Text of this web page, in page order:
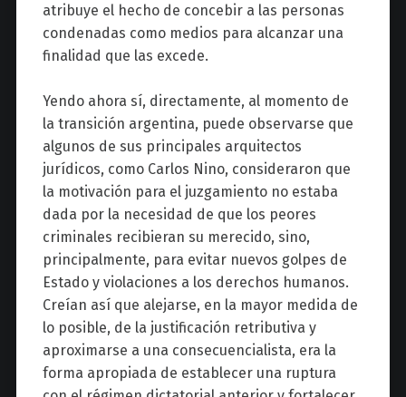
atribuye el hecho de concebir a las personas
condenadas como medios para alcanzar una
finalidad que las excede.
Yendo ahora sí, directamente, al momento de
la transición argentina, puede observarse que
algunos de sus principales arquitectos
jurídicos, como Carlos Nino, consideraron que
la motivación para el juzgamiento no estaba
dada por la necesidad de que los peores
criminales recibieran su merecido, sino,
principalmente, para evitar nuevos golpes de
Estado y violaciones a los derechos humanos.
Creían así que alejarse, en la mayor medida de
lo posible, de la justificación retributiva y
aproximarse a una consecuencialista, era la
forma apropiada de establecer una ruptura